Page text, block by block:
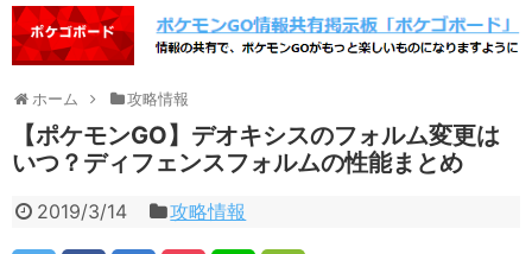
ホーム 攻略情報
【ポケモンGO】デオキシスのフォルム変更は
いつ？ディフェンスフォルムの性能まとめ
2019/3/14 攻略情報